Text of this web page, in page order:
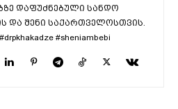
დაფუძნებული სანდო
და შენი საქართველოსთვის.
#sheniambebi